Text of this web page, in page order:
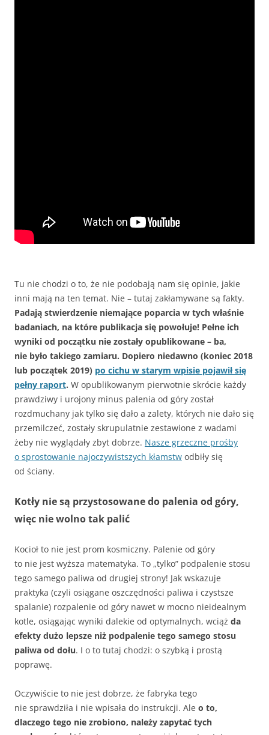
Tu nie chodzi o to, że nie podobają nam się opinie, jakie
inni mają na ten temat. Nie – tutaj zakłamywane są fakty.
Padają stwierdzenie niemające poparcia w tych właśnie
badaniach, na które publikacja się powołuje! Pełne ich
wyniki od początku nie zostały opublikowane – ba,
nie było takiego zamiaru. Dopiero niedawno (koniec 2018
lub początek 2019) po cichu w starym wpisie pojawił się
pełny raport. W opublikowanym pierwotnie skrócie każdy
prawdziwy i urojony minus palenia od góry został
rozdmuchany jak tylko się dało a zalety, których nie dało się
przemilczeć, zostały skrupulatnie zestawione z wadami
żeby nie wyglądały zbyt dobrze. Nasze grzeczne prośby
o sprostowanie najoczywistszych kłamstw odbiły się
od ściany.
Kotły nie są przystosowane do palenia od góry,
więc nie wolno tak palić
Kocioł to nie jest prom kosmiczny. Palenie od góry
to nie jest wyższa matematyka. To „tylko” podpalenie stosu
tego samego paliwa od drugiej strony! Jak wskazuje
praktyka (czyli osiągane oszczędności paliwa i czystsze
spalanie) rozpalenie od góry nawet w mocno nieidealnym
kotle, osiągając wyniki dalekie od optymalnych, wciąż da
efekty dużo lepsze niż podpalenie tego samego stosu
paliwa od dołu. I o to tutaj chodzi: o szybką i prostą
poprawę.
Oczywiście to nie jest dobrze, że fabryka tego
nie sprawdziła i nie wpisała do instrukcji. Ale o to,
dlaczego tego nie zrobiono, należy zapytać tych